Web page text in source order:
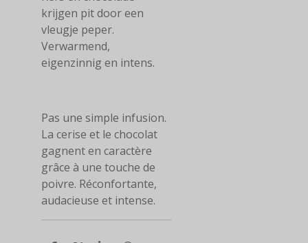
krijgen pit door een
vleugje peper.
Verwarmend,
eigenzinnig en intens.
Pas une simple infusion.
La cerise et le chocolat
gagnent en caractère
grâce à une touche de
poivre. Réconfortante,
audacieuse et intense.